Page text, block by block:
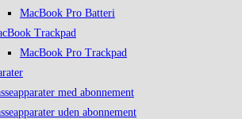
MacBook Pro Batteri
Trackpad
MacBook Pro Trackpad
med abonnement
uden abonnement